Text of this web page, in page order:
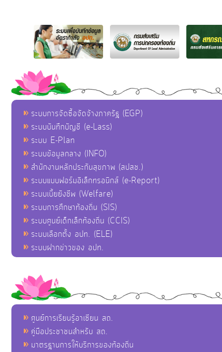
ระบบการจัดซื้อจัดจ้างภาครัฐ (EGP)
ระบบบันทึกบัญชี (e-Lass)
ระบบ E-Plan
ระบบข้อมูลกลาง (INFO)
สำนักงานหลักประกันสุขภาพ (สปสช.)
ระบบแบบฟอร์มอิเล็กทรอนิกส์ (e-Report)
ระบบเบี้ยยังชีพ (Welfare)
ระบบการศึกษาท้องถิ่น (SIS)
ระบบศูนย์เด็กเล็กท้องถิ่น (CCIS)
ระบบเลือกตั้ง อปท. (ELE)
ระบบฝากข่าวของ อปท.
ศูนย์การเรียนรู้อาเซียน สถ.
คู่มือประชาชนสำหรับ สถ.
มาตรฐานการให้บริการของท้องถิ่น